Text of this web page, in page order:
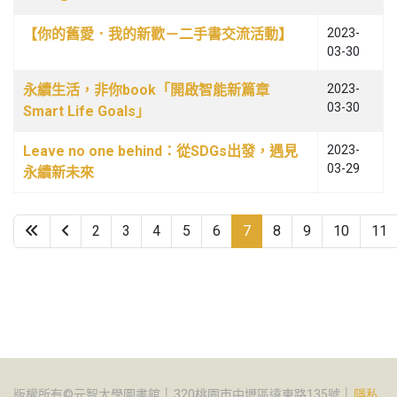
【你的舊愛．我的新歡－二手書交流活動】
2023-
03-30
永續生活，非你book「開啟智能新篇章
Smart Life Goals」
2023-
03-30
Leave no one behind：從SDGs出發，遇見
永續新未來
2023-
03-29
第 7 頁，共 16 頁
2 3 4 5 6 7 8 9 10 11